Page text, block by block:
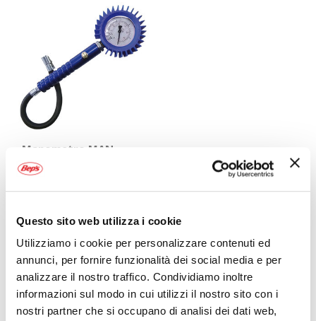
Questo sito web utilizza i cookie
Utilizziamo i cookie per personalizzare contenuti ed
annunci, per fornire funzionalità dei social media e per
analizzare il nostro traffico. Condividiamo inoltre
informazioni sul modo in cui utilizzi il nostro sito con i
nostri partner che si occupano di analisi dei dati web,
Manometro MAN-
60 - PIEGA
PIEGA
48H gratuita!
Mostra